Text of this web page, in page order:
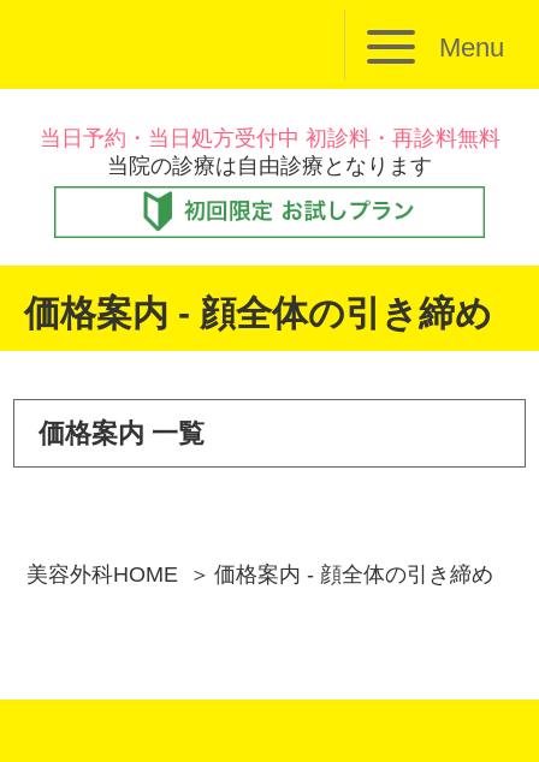
Menu
当日予約・当日処方受付中 初診料・再診料無料
当院の診療は自由診療となります
価格案内 - 顔全体の引き締め
価格案内 一覧
美容外科HOME 価格案内 - 顔全体の引き締め